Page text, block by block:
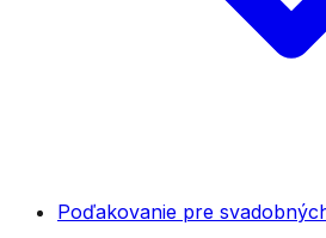
Poďakovanie pre